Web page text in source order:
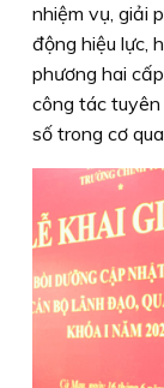
nhiệm vụ, giải
động hiệu lực,
phương hai
công tác
số trong cơ